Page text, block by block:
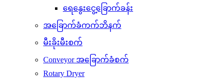
ရေနွေးငွေ့ခြောက်ခန်း
အခြောက်ခံကက်ဘိနက်
မီးခိုးမီးစက်
Conveyor အခြောက်ခံစက်
Rotary Dryer